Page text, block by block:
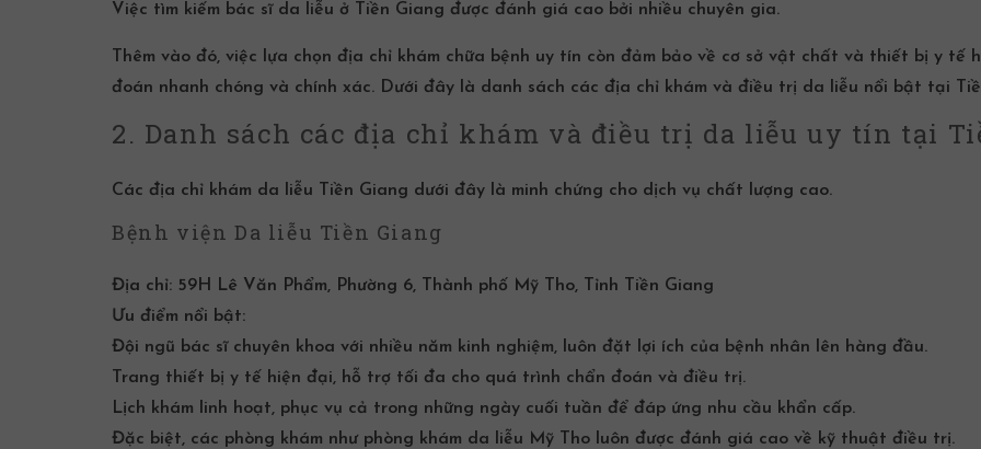
Việc tìm kiếm bác sĩ da liễu ở Tiền Giang được đánh giá cao bởi nhiều chuyên gia.
Thêm vào đó, việc lựa chọn địa chỉ khám chữa bệnh uy tín còn đảm bảo về cơ sở vật chất và thiết bị y
đoán nhanh chóng và chính xác. Dưới đây là danh sách các địa chỉ khám và điều trị da liễu nổi bật tại
2. Danh sách các địa chỉ khám và điều trị da liễu uy tín tại
Các địa chỉ khám da liễu Tiền Giang dưới đây là minh chứng cho dịch vụ chất lượng cao.
Bệnh viện Da liễu Tiền Giang
Địa chỉ: 59H Lê Văn Phẩm, Phường 6, Thành phố Mỹ Tho, Tỉnh Tiền Giang
Ưu điểm nổi bật:
Đội ngũ bác sĩ chuyên khoa với nhiều năm kinh nghiệm, luôn đặt lợi ích của bệnh nhân lên hàng đầu.
Trang thiết bị y tế hiện đại, hỗ trợ tối đa cho quá trình chẩn đoán và điều trị.
Lịch khám linh hoạt, phục vụ cả trong những ngày cuối tuần để đáp ứng nhu cầu khẩn cấp.
Đặc biệt, các phòng khám như phòng khám da liễu Mỹ Tho luôn được đánh giá cao về kỹ thuật điều trị.